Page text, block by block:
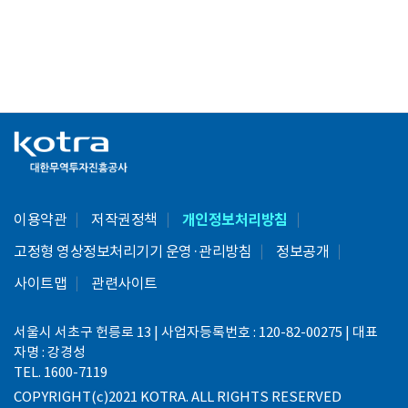
이용약관 저작권정책 개인정보처리방침
고정형 영상정보처리기기 운영·관리방침
정보공개
사이트맵
관련사이트
서울시 서초구 헌릉로 13 | 사업자등록번호 : 120-82-00275 | 대표
자명 : 강경성
TEL. 1600-7119
COPYRIGHT(c)2021 KOTRA. ALL RIGHTS RESERVED